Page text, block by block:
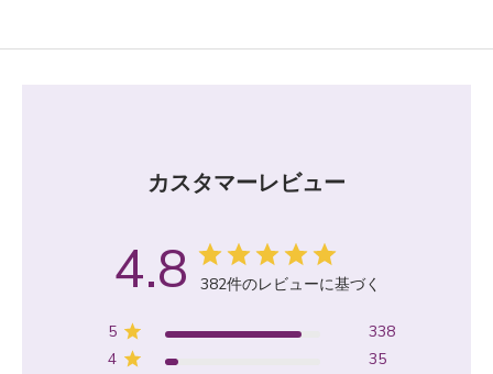
カスタマーレビュー
4.8 382件のレビューに基づく
5
338
4
35